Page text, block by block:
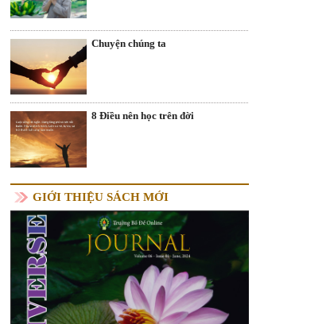
Chuyện chúng ta
8 Điều nên học trên đời
GIỚI THIỆU SÁCH MỚI